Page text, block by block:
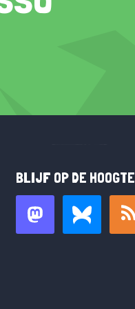
BLIJF OP DE HOOGTE